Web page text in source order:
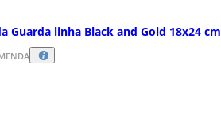
Guarda linha Black and Gold 18x24 cm